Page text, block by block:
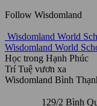
Follow Wisdomland
Wisdomland World
Wisdomland World
Học trong Hạnh Phúc
Trí Tuệ vươn xa
Wisdomland Bình
129/2 Bình